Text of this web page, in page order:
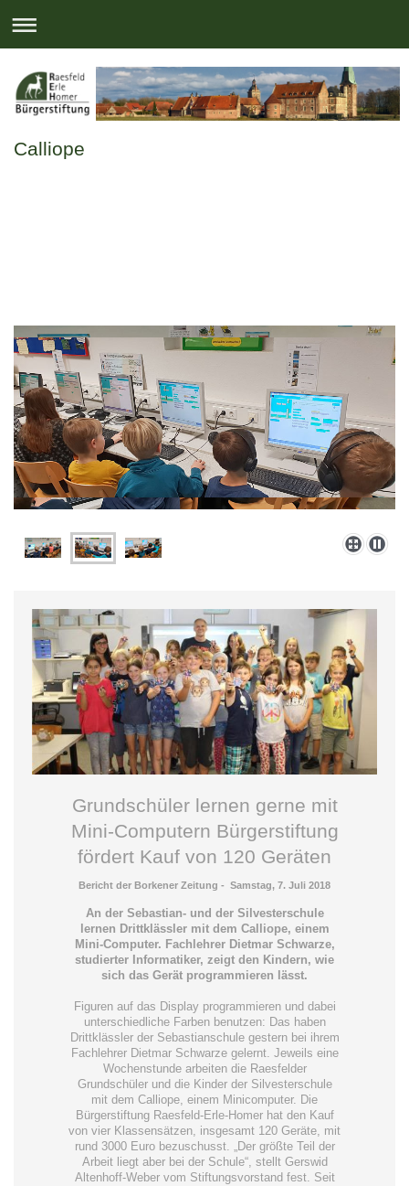
Calliope
Grundschüler lernen gerne mit
Mini-Computern Bürgerstiftung
fördert Kauf von 120 Geräten
Bericht der Borkener Zeitung - Samstag, 7. Juli 2018
An der Sebastian- und der Silvesterschule
lernen Drittklässler mit dem Calliope, einem
Mini-Computer. Fachlehrer Dietmar Schwarze,
studierter Informatiker, zeigt den Kindern, wie
sich das Gerät programmieren lässt.
Figuren auf das Display programmieren und dabei
unterschiedliche Farben benutzen: Das haben
Drittklässler der Sebastianschule gestern bei ihrem
Fachlehrer Dietmar Schwarze gelernt. Jeweils eine
Wochenstunde arbeiten die Raesfelder
Grundschüler und die Kinder der Silvesterschule
mit dem Calliope, einem Minicomputer. Die
Bürgerstiftung Raesfeld-Erle-Homer hat den Kauf
von vier Klassensätzen, insgesamt 120 Geräte, mit
rund 3000 Euro bezuschusst. „Der größte Teil der
Arbeit liegt aber bei der Schule“, stellt Gerswid
Altenhoff-Weber vom Stiftungsvorstand fest. Seit